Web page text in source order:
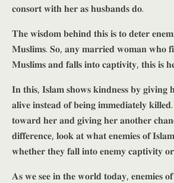
𝐜𝐨𝐧𝐬𝐨𝐫𝐭 𝐰𝐢𝐭𝐡 𝐡𝐞𝐫 𝐚𝐬 𝐡𝐮𝐬𝐛𝐚𝐧𝐝𝐬 𝐝𝐨.
𝐓𝐡𝐞 𝐰𝐢𝐬𝐝𝐨𝐦 𝐛𝐞𝐡𝐢𝐧𝐝 𝐭𝐡𝐢𝐬 𝐢𝐬 𝐭𝐨 𝐝𝐞𝐭𝐞𝐫
𝐌𝐮𝐬𝐥𝐢𝐦𝐬. 𝐒𝐨, 𝐚𝐧𝐲 𝐦𝐚𝐫𝐫𝐢𝐞𝐝 𝐰𝐨𝐦𝐚𝐧 𝐰𝐡𝐨
𝐌𝐮𝐬𝐥𝐢𝐦𝐬 𝐚𝐧𝐝 𝐟𝐚𝐥𝐥𝐬 𝐢𝐧𝐭𝐨 𝐜𝐚𝐩𝐭𝐢𝐯𝐢𝐭𝐲, 𝐭𝐡𝐢𝐬 𝐢𝐬
𝐈𝐧 𝐭𝐡𝐢𝐬, 𝐈𝐬𝐥𝐚𝐦 𝐬𝐡𝐨𝐰𝐬 𝐤𝐢𝐧𝐝𝐧𝐞𝐬𝐬 𝐛𝐲 𝐠𝐢𝐯𝐢𝐧𝐠
𝐚𝐥𝐢𝐯𝐞 𝐢𝐧𝐬𝐭𝐞𝐚𝐝 𝐨𝐟 𝐛𝐞𝐢𝐧𝐠 𝐢𝐦𝐦𝐞𝐝𝐢𝐚𝐭𝐞𝐥𝐲
𝐭𝐨𝐰𝐚𝐫𝐝 𝐡𝐞𝐫 𝐚𝐧𝐝 𝐠𝐢𝐯𝐢𝐧𝐠 𝐡𝐞𝐫 𝐚𝐧𝐨𝐭𝐡𝐞𝐫
𝐝𝐢𝐟𝐟𝐞𝐫𝐞𝐧𝐜𝐞, 𝐥𝐨𝐨𝐤 𝐚𝐭 𝐰𝐡𝐚𝐭 𝐞𝐧𝐞𝐦𝐢𝐞𝐬 𝐨𝐟
𝐰𝐡𝐞𝐭𝐡𝐞𝐫 𝐭𝐡𝐞𝐲 𝐟𝐚𝐥𝐥 𝐢𝐧𝐭𝐨 𝐞𝐧𝐞𝐦𝐲 𝐜𝐚𝐩𝐭𝐢𝐯𝐢𝐭𝐲
𝐀𝐬 𝐰𝐞 𝐬𝐞𝐞 𝐢𝐧 𝐭𝐡𝐞 𝐰𝐨𝐫𝐥𝐝 𝐭𝐨𝐝𝐚𝐲, 𝐞𝐧𝐞𝐦𝐢𝐞𝐬